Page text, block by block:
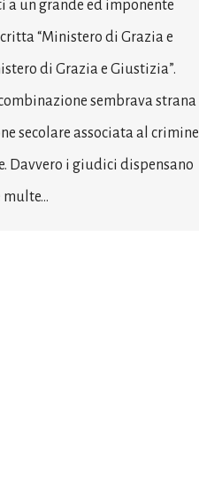
a un grande ed imponente
“Ministero di Grazia e
di Grazia e Giustizia”.
sembrava strana
secolare associata al crimine
Davvero i giudici dispensano
multe…